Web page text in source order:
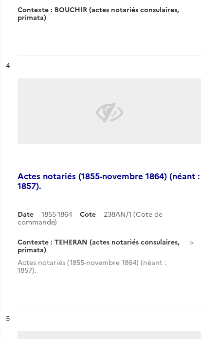
Contexte : BOUCHIR (actes notariés consulaires,
primata)
n°
4
Actes notariés (1855-novembre 1864) (néant :
1857).
Date 1855-1864 Cote
238AN/1 (Cote de
commande)
Contexte : TEHERAN (actes notariés consulaires,
primata)
Actes notariés (1855-novembre 1864) (néant :
1857).
n°
5